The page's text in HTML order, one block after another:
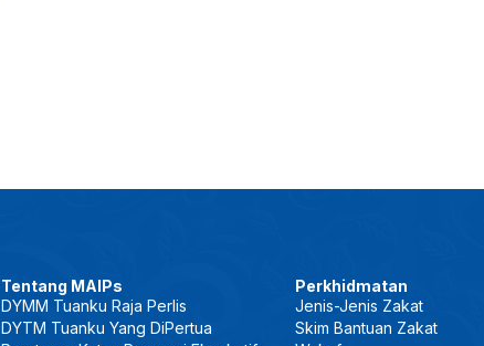
Tentang MAIPs
DYMM Tuanku Raja Perlis
DYTM Tuanku Yang DiPertua
Perkhidmatan
Jenis-Jenis Zakat
Skim Bantuan Zakat